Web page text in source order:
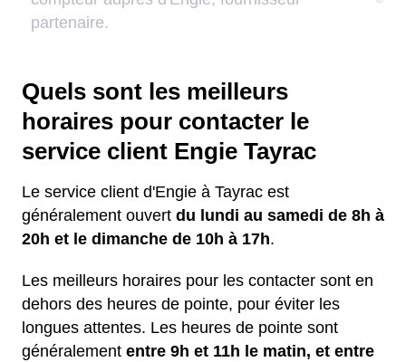
Quels sont les meilleurs
horaires pour contacter le
service client Engie Tayrac
Le service client d'Engie à Tayrac est
généralement ouvert du lundi au samedi de 8h à
20h et le dimanche de 10h à 17h.
Les meilleurs horaires pour les contacter sont en
dehors des heures de pointe, pour éviter les
longues attentes. Les heures de pointe sont
généralement entre 9h et 11h le matin, et entre